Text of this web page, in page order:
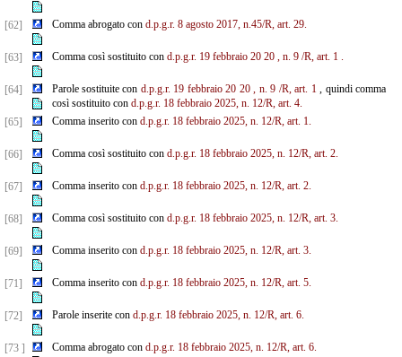
[62] Comma abrogato con d.p.g.r. 8 agosto 2017, n.45/R, art. 29.
[63] Comma così sostituito con d.p.g.r. 19 febbraio 20 20 , n. 9 /R, art. 1 .
[64] Parole sostituite con d.p.g.r. 19 febbraio 20 20 , n. 9 /R, art. 1, quindi comma
così sostituito con d.p.g.r. 18 febbraio 2025, n. 12/R, art. 4.
[65]
Comma inserito con d.p.g.r. 18 febbraio 2025, n. 12/R, art. 1.
[66] Comma così sostituito con d.p.g.r. 18 febbraio 2025, n. 12/R, art. 2.
[67] Comma inserito con d.p.g.r. 18 febbraio 2025, n. 12/R, art. 2.
[68] Comma così sostituito con d.p.g.r. 18 febbraio 2025, n. 12/R, art. 3.
[69] Comma inserito con d.p.g.r. 18 febbraio 2025, n. 12/R, art. 3.
[71] Comma inserito con d.p.g.r. 18 febbraio 2025, n. 12/R, art. 5.
[72] Parole inserite con d.p.g.r. 18 febbraio 2025, n. 12/R, art. 6.
[73 ] Comma abrogato con d.p.g.r. 18 febbraio 2025, n. 12/R, art. 6.